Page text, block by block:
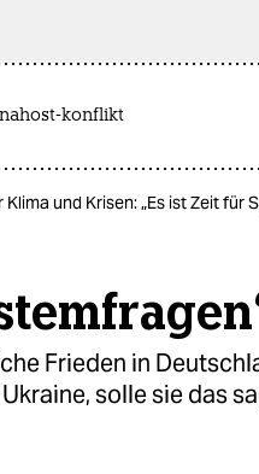
nahost-konflikt
und Krisen: „Es ist Zeit für
Frieden in
solle sie das